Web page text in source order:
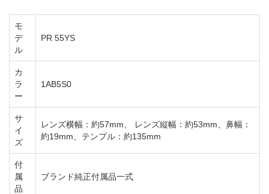
モ
デ
ル
PR 55YS
カ
ラ
ー
1AB5S0
サ
イ
ズ
レンズ横幅：約57mm、 レンズ縦幅：約53mm、鼻幅：
約19mm、テンプル：約135mm
付
属
品
ブランド純正付属品一式